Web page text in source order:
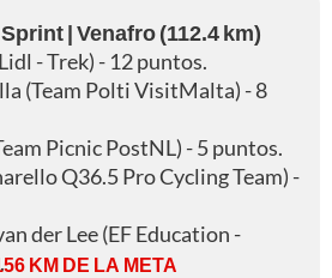
| Venafro (112.4 km)
- Trek) - 12 puntos.
(Team Polti VisitMalta) - 8
Picnic PostNL) - 5 puntos.
Q36.5 Pro Cycling Team) -
der Lee (EF Education -
KM DE LA META